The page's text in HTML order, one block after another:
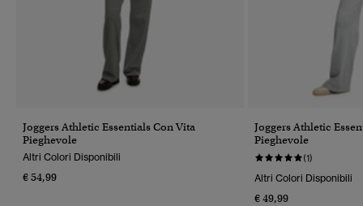
Joggers Athletic Essentials Con Vita
Pieghevole
Altri Colori Disponibili
€ 54,99
Joggers Athletic
Pieghevole
(1)
Altri Colori Disponibili
€ 49,99